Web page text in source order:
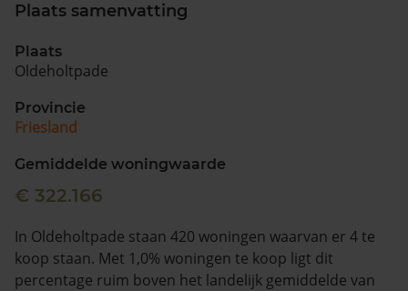
Zoek een woning
088 220 4200
Maandag t/m vrijdag - 08:00 -18:00
Plaats samenvatting
Plaats
Oldeholtpade
Provincie
Friesland
Gemiddelde woningwaarde
€ 322.166
In Oldeholtpade staan 420 woningen waarvan er 4 te
koop staan. Met 1,0% woningen te koop ligt dit
percentage ruim boven het landelijk gemiddelde van